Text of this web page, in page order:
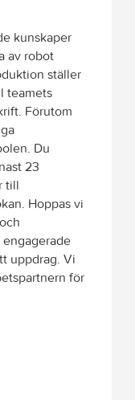
kunskaper
av robot
ställer
teamets
Förutom
Du
23
till
Hoppas vi
uppdrag. Vi
för